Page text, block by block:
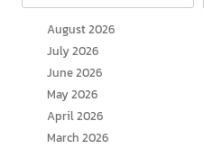
August 2026
July 2026
June 2026
May 2026
April 2026
March 2026